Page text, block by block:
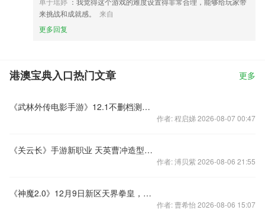
来挑战和成就感。
来自
更多回复
港澳宝典入口热门文章 更多
《武林外传电影手游》12.1不删档测试来袭，下载送充值卡
作者: 程启娣 2026-08-07 00:47
《关云长》手游新职业 天英曹冲造型萌萌哒
作者: 溥贝紫 2026-08-06 21:55
《神魔2.0》12月9日新区天界拳皇，巨灵好礼
作者: 曹希怡 2026-08-06 15:07